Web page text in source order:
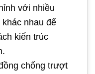
với nhiều
nhau để
kiến trúc
chống trượt